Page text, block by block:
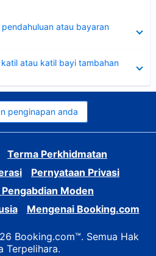
atau bayaran
atau katil bayi tambahan
penginapan anda
Terma Perkhidmatan
Pernyataan Privasi
Moden
Mengenai Booking.com
Booking.com™. Semua Hak
Terpelihara.